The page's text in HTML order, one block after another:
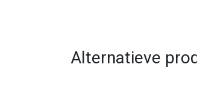
Alternatieve